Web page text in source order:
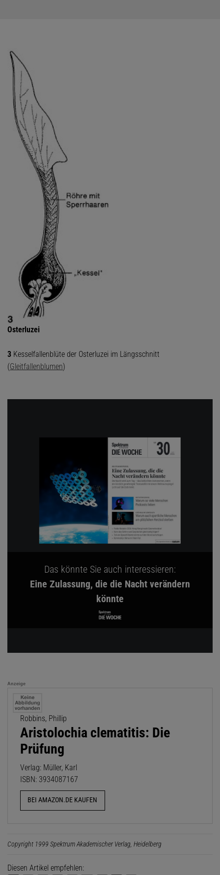
Osterluzei
3 Kesselfallenblüte der Osterluzei im Längsschnitt
(Gleitfallenblumen)
Das könnte Sie auch interessieren:
Eine Zulassung, die die Nacht verändern
könnte
Anzeige
Robbins, Phillip
Aristolochia clematitis: Die
Prüfung
Verlag: Müller, Karl
ISBN: 3934087167
BEI AMAZON.DE KAUFEN
Copyright 1999 Spektrum Akademischer Verlag, Heidelberg
Diesen Artikel empfehlen: